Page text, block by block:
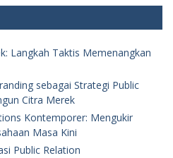
Langkah Taktis Memenangkan
sebagai Strategi Public
Citra Merek
Kontemporer: Mengukir
Masa Kini
Public Relation